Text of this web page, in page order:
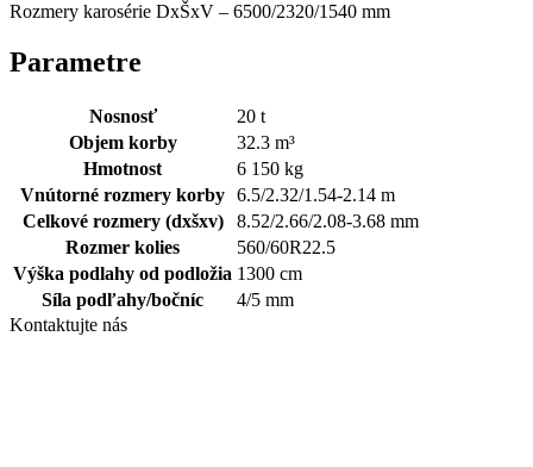
Rozmery karosérie DxŠxV – 6500/2320/1540 mm
Parametre
Nosnosť 20 t
Objem korby
32.3 m³
Hmotnost
6 150 kg
Vnútorné rozmery korby 6.5/2.32/1.54-2.14 m
Celkové rozmery (dxšxv)
8.52/2.66/2.08-3.68 mm
Rozmer kolies
560/60R22.5
Výška podlahy od podložia 1300 cm
Síla podľahy/bočníc
4/5 mm
Kontaktujte nás